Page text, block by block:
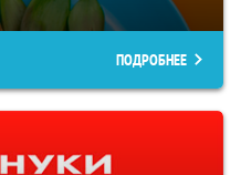
ПОДРОБНЕЕ